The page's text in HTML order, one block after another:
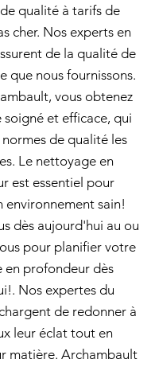
qualité à tarifs de
cher. Nos experts en
de la qualité de
que nous fournissons.
vous obtenez
et efficace, qui
de qualité les
Le nettoyage en
est essentiel pour
environnement sain!
dès aujourd'hui au ou
pour planifier votre
en profondeur dès
Nos expertes du
de redonner à
leur éclat tout en
matière. Archambault